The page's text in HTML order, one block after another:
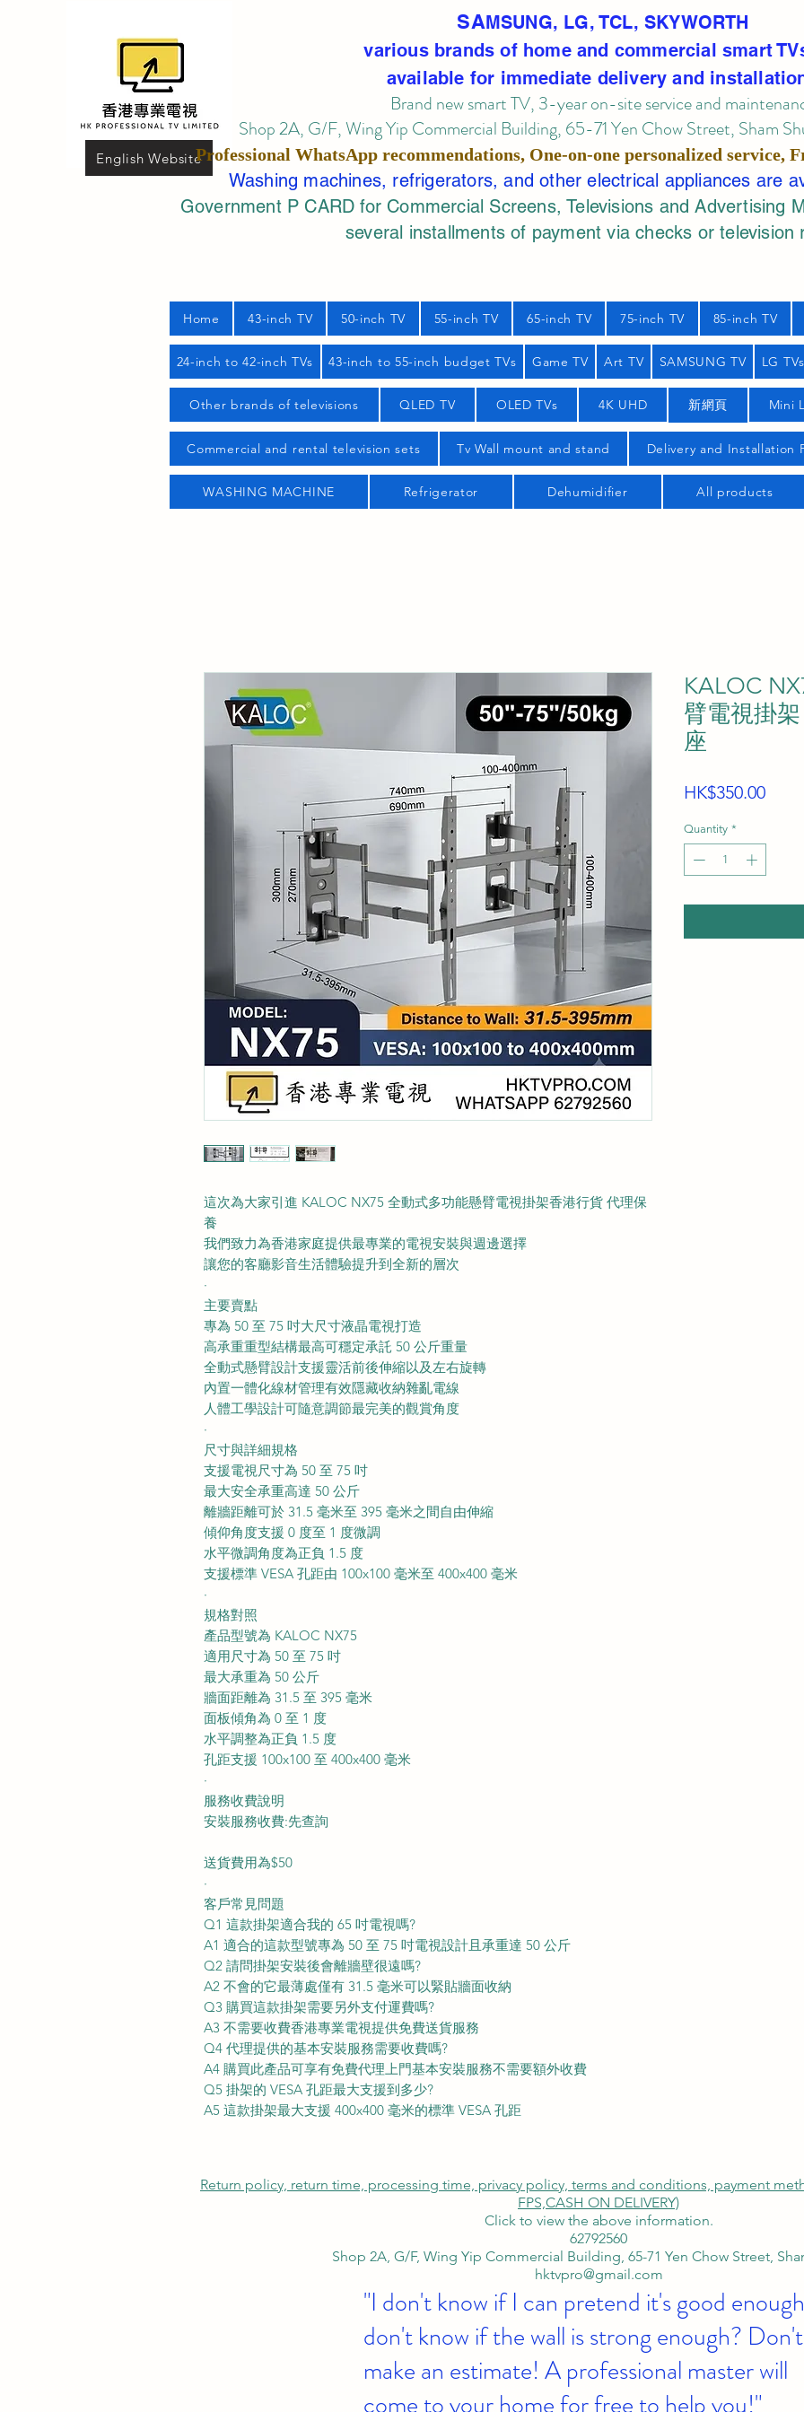
English Website
SAMSUNG, LG, TCL, SKYWORTH
various brands of home and commercial smart
available for immediate delivery and
Brand new smart TV, 3-year on-site serviceand
Shop 2A, G/F, Wing Yip Commercial Building, 65-71 Yen Chow Street, Sham
Professional WhatsApp recommendations, One-on-one personalized service,
Washing machines, refrigerators, and other electrical appliances are
Government P CARD for Commercial Screens, Televisions and Advertising
several installments of payment via checks or television
Home 43-inch TV 50-inch TV 55-inch TV 65-inch TV 75-inch TV 85-inch TV
24-inch to 42-inch TVs 43-inch to 55-inch budget TVs Game TV Art TV SAMSUNG TV LG TVs
Other brands of televisions QLED TV OLED TVs 4K UHD 新網頁 Mini
Commercial and rental television sets Tv Wall mount and stand Delivery and Installation
WASHING MACHINE Refrigerator Dehumidifier All products
這次為大家引進 KALOC NX75 全動式多功能懸臂電視掛架香港行貨 代理保
養
我們致力為香港家庭提供最專業的電視安裝與週邊選擇
讓您的客廳影音生活體驗提升到全新的層次
·
主要賣點
專為 50 至 75 吋大尺寸液晶電視打造
高承重重型結構最高可穩定承託 50 公斤重量
全動式懸臂設計支援靈活前後伸縮以及左右旋轉
內置一體化線材管理有效隱藏收納雜亂電線
人體工學設計可隨意調節最完美的觀賞角度
·
尺寸與詳細規格
支援電視尺寸為 50 至 75 吋
最大安全承重高達 50 公斤
離牆距離可於 31.5 毫米至 395 毫米之間自由伸縮
傾仰角度支援 0 度至 1 度微調
水平微調角度為正負 1.5 度
支援標準 VESA 孔距由 100x100 毫米至 400x400 毫米
·
規格對照
產品型號為 KALOC NX75
適用尺寸為 50 至 75 吋
最大承重為 50 公斤
牆面距離為 31.5 至 395 毫米
面板傾角為 0 至 1 度
水平調整為正負 1.5 度
孔距支援 100x100 至 400x400 毫米
·
服務收費說明
安裝服務收費:先查詢
送貨費用為$50
·
客戶常見問題
Q1 這款掛架適合我的 65 吋電視嗎?
A1 適合的這款型號專為 50 至 75 吋電視設計且承重達 50 公斤
Q2 請問掛架安裝後會離牆壁很遠嗎?
A2 不會的它最薄處僅有 31.5 毫米可以緊貼牆面收納
Q3 購買這款掛架需要另外支付運費嗎?
A3 不需要收費香港專業電視提供免費送貨服務
Q4 代理提供的基本安裝服務需要收費嗎?
A4 購買此產品可享有免費代理上門基本安裝服務不需要額外收費
Q5 掛架的 VESA 孔距最大支援到多少?
A5 這款掛架最大支援 400x400 毫米的標準 VESA 孔距
KALOC
臂電視掛
座
HK$350.00Price
Quantity *
Return policy, return time, processing time, privacy policy, terms and conditions, payment
FPS,CASH ON DELIVERY)
Click to view the above information.
62792560
Shop 2A, G/F, Wing Yip Commercial Building, 65-71 Yen Chow Street,
hktvpro@gmail.com
"I don't know if I can pretend it's good
don't know if the wall is strong enough? Don't
make an estimate! A professional master will
come to your home for free to help you!"